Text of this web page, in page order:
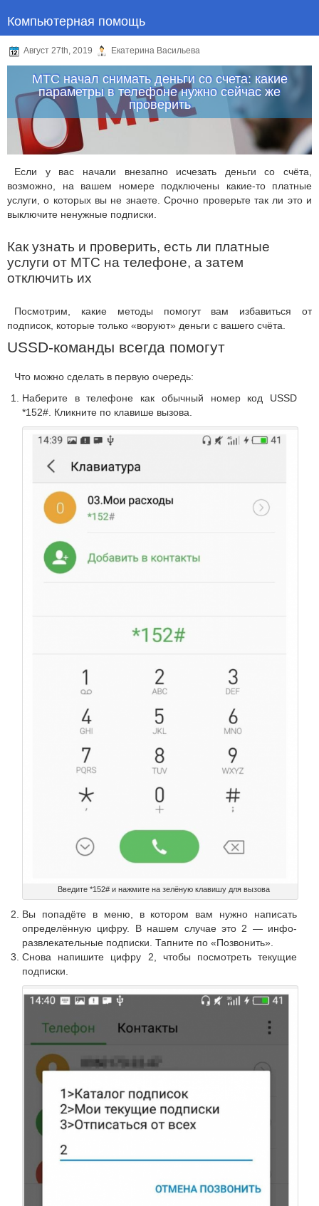
Компьютерная помощь
Август 27th, 2019 Екатерина Васильева
МТС начал снимать деньги со счета: какие
параметры в телефоне нужно сейчас же
проверить
Если у вас начали внезапно исчезать деньги со счёта,
возможно, на вашем номере подключены какие-то платные
услуги, о которых вы не знаете. Срочно проверьте так ли это и
выключите ненужные подписки.
Как узнать и проверить, есть ли платные
услуги от МТС на телефоне, а затем
отключить их
Посмотрим, какие методы помогут вам избавиться от
подписок, которые только «воруют» деньги с вашего счёта.
USSD-команды всегда помогут
Что можно сделать в первую очередь:
Наберите в телефоне как обычный номер код USSD
*152#. Кликните по клавише вызова.
Введите *152# и нажмите на зелёную клавишу для вызова
Вы попадёте в меню, в котором вам нужно написать
определённую цифру. В нашем случае это 2 — инфо-
развлекательные подписки. Тапните по «Позвонить».
Снова напишите цифру 2, чтобы посмотреть текущие
подписки.